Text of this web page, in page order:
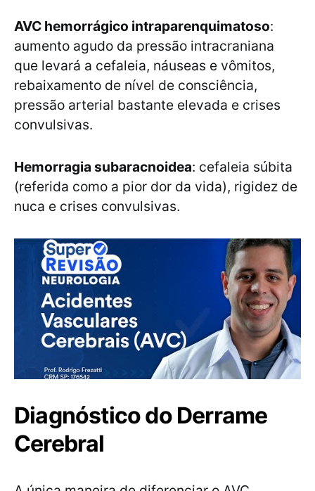
AVC hemorrágico intraparenquimatoso:
aumento agudo da pressão intracraniana
que levará a cefaleia, náuseas e vômitos,
rebaixamento de nível de consciência,
pressão arterial bastante elevada e crises
convulsivas.
Hemorragia subaracnoidea: cefaleia súbita
(referida como a pior dor da vida), rigidez de
nuca e crises convulsivas.
Diagnóstico do Derrame
Cerebral